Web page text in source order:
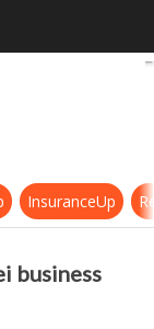
InsuranceUp
business